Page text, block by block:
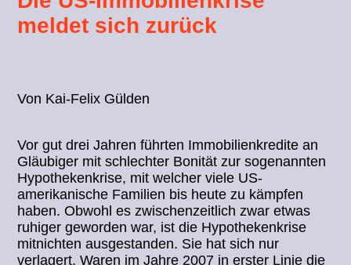
meldet sich zurück
Von Kai-Felix Gülden
Vor gut drei Jahren führten Immobilienkredite an
Gläubiger mit schlechter Bonität zur sogenannten
Hypothekenkrise, mit welcher viele US-
amerikanische Familien bis heute zu kämpfen
haben. Obwohl es zwischenzeitlich zwar etwas
ruhiger geworden war, ist die Hypothekenkrise
mitnichten ausgestanden. Sie hat sich nur
verlagert. Waren im Jahre 2007 in erster Linie die